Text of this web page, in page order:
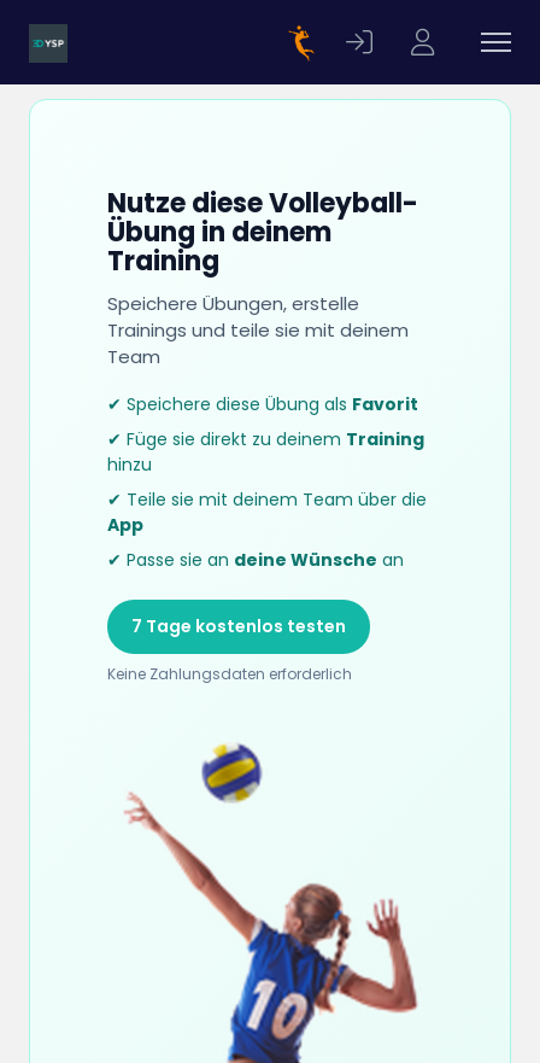
Nutze diese Volleyball-
Übung in deinem
Training
Speichere Übungen, erstelle
Trainings und teile sie mit deinem
Team
✔ Speichere diese Übung als Favorit
✔ Füge sie direkt zu deinem Training
hinzu
✔ Teile sie mit deinem Team über die
App
✔ Passe sie an deine Wünsche an
7 Tage kostenlos testen
Keine Zahlungsdaten erforderlich